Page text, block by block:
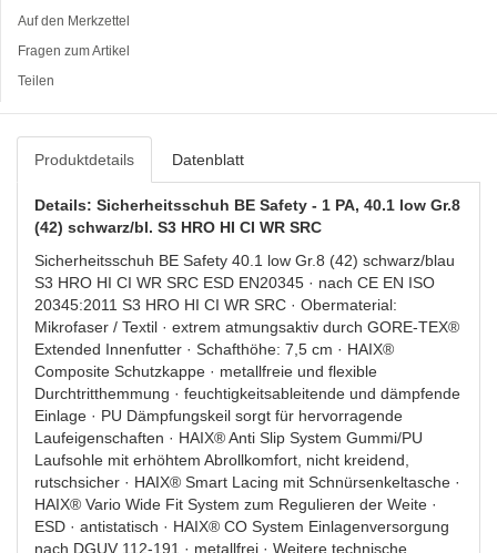
Auf den Merkzettel
Fragen zum Artikel
Teilen
Produktdetails Datenblatt
Details: Sicherheitsschuh BE Safety - 1 PA, 40.1 low Gr.8
(42) schwarz/bl. S3 HRO HI CI WR SRC
Sicherheitsschuh BE Safety 40.1 low Gr.8 (42) schwarz/blau
S3 HRO HI CI WR SRC ESD EN20345 · nach CE EN ISO
20345:2011 S3 HRO HI CI WR SRC · Obermaterial:
Mikrofaser / Textil · extrem atmungsaktiv durch GORE-TEX®
Extended Innenfutter · Schafthöhe: 7,5 cm · HAIX®
Composite Schutzkappe · metallfreie und flexible
Durchtritthemmung · feuchtigkeitsableitende und dämpfende
Einlage · PU Dämpfungskeil sorgt für hervorragende
Laufeigenschaften · HAIX® Anti Slip System Gummi/PU
Laufsohle mit erhöhtem Abrollkomfort, nicht kreidend,
rutschsicher · HAIX® Smart Lacing mit Schnürsenkeltasche ·
HAIX® Vario Wide Fit System zum Regulieren der Weite ·
ESD · antistatisch · HAIX® CO System Einlagenversorgung
nach DGUV 112-191 · metallfrei · Weitere technische